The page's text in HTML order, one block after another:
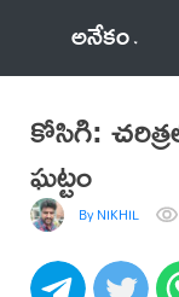
అనేకం
కోసిగి:
ఘట్టం
By NIKHIL